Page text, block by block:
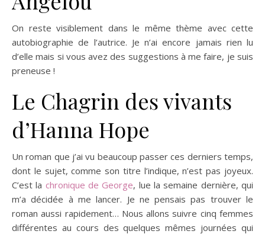
On reste visiblement dans le même thème avec cette
autobiographie de l’autrice. Je n’ai encore jamais rien lu
d’elle mais si vous avez des suggestions à me faire, je suis
preneuse !
Le Chagrin des vivants
d’Hanna Hope
Un roman que j’ai vu beaucoup passer ces derniers temps,
dont le sujet, comme son titre l’indique, n’est pas joyeux.
C’est la chronique de George, lue la semaine dernière, qui
m’a décidée à me lancer. Je ne pensais pas trouver le
roman aussi rapidement… Nous allons suivre cinq femmes
différentes au cours des quelques mêmes journées qui